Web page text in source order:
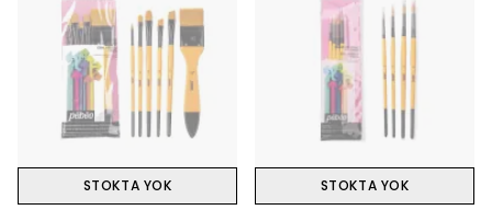
STOKTA YOK STOKTA YOK